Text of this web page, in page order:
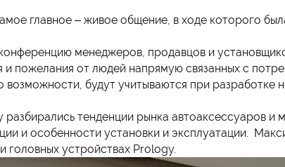
главное – живое общение, в ходе которого
менеджеров, продавцов и
пожелания от людей напрямую связанных с
будут учитываются при разработке
тенденции рынка автоаксессуаров и
и особенности установки и эксплуатации.
головных устройствах Prology.